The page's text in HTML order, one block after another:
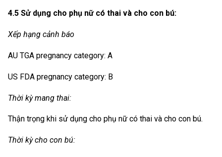
4.5 Sử dụng cho phụ nữ có thai và cho con bú:
Xếp hạng cảnh báo
AU TGA pregnancy category: A
US FDA pregnancy category: B
Thời kỳ mang thai:
Thận trọng khi sử dụng cho phụ nữ có thai và cho con bú.
Thời kỳ cho con bú: